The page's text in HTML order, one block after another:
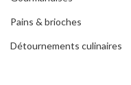
Pains & brioches
Détournements culinaires